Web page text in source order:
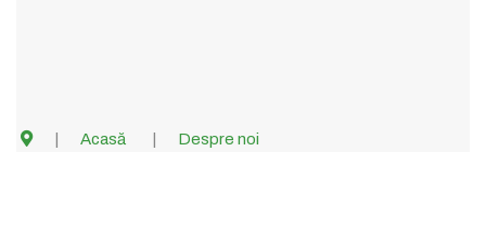
Acasă Despre noi